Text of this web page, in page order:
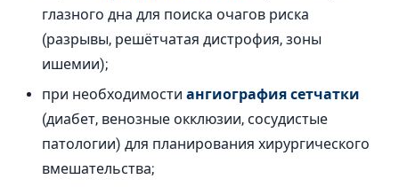
глазного дна для поиска очагов риска
(разрывы, решётчатая дистрофия, зоны
ишемии);
при необходимостиангиография сетчатки
(диабет, венозные окклюзии, сосудистые
патологии) для планирования хирургического
вмешательства;